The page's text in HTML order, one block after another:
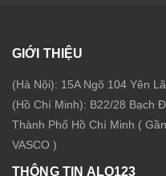
GIỚI THIỆU
(Hà Nội): 15A Ngõ 104 Yên
(Hồ Chí Minh): B22/28 Bạch
Thành Phố Hồ Chí Minh (
VASCO )
THÔNG TIN ALO123